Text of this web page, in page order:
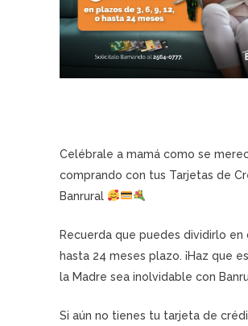
Celébrale a mamá como se
comprando con tus Tarjetas de
Banrural
Recuerda que puedes dividirlo en
hasta 24 meses plazo. ¡Haz que
la Madre sea inolvidable con
Si aún no tienes tu tarjeta de